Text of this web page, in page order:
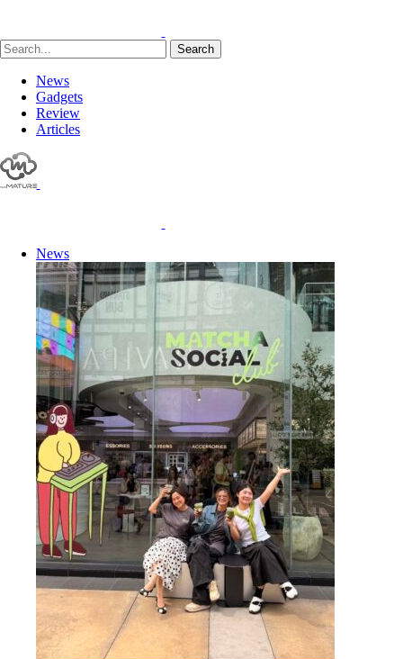
Search
News
Gadgets
Review
Articles
News